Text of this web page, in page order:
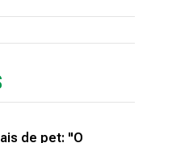
de pet: "O